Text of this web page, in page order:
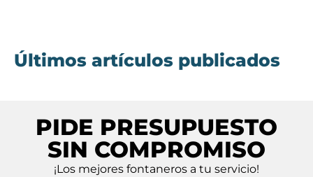
Últimos artículos publicados
PIDE PRESUPUESTO
SIN COMPROMISO
¡Los mejores fontaneros a tu servicio!